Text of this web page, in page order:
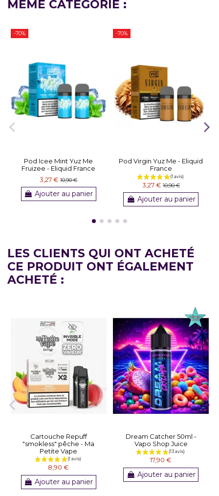
MÊME CATÉGORIE :
-70%
Pod Icee Mint Yuz Me
Fruizee - Eliquid France
3,27 €10,90 €
Ajouter au panier
-70%
Pod Virgin Yuz Me - Eliquid
France
3,27 € 10,90 €
Ajouter au panier
LES CLIENTS QUI ONT ACHETÉ
CE PRODUIT ONT ÉGALEMENT
ACHETÉ :
Cartouche Repuff
"smokless" pêche - Ma
Petite Vape
8,90 €
Ajouter au panier
Dream Catcher 50ml -
Vapo Shop Juice
17,90 €
Ajouter au panier